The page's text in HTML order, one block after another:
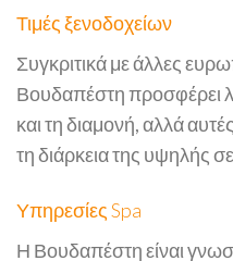
Τιμές ξενοδοχείων
Συγκριτικά με άλλες
Βουδαπέστη προσφέρει
και τη διαμονή, αλλά
τη διάρκεια της υψηλής
Υπηρεσίες Spa
Η Βουδαπέστη είναι